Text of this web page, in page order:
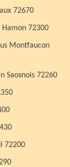
72670
Hamon 72300
Montfaucon
Saosnois 72260
72200